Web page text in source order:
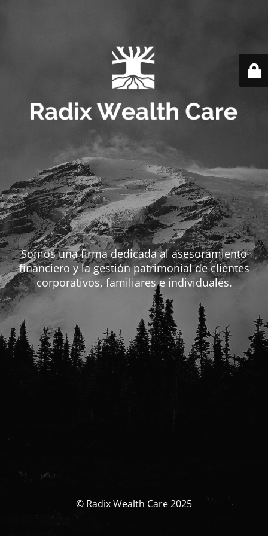
Somos una firma dedicada al asesoramiento
financiero y la gestión patrimonial de clientes
corporativos, familiares e individuales.
© Radix Wealth Care 2025